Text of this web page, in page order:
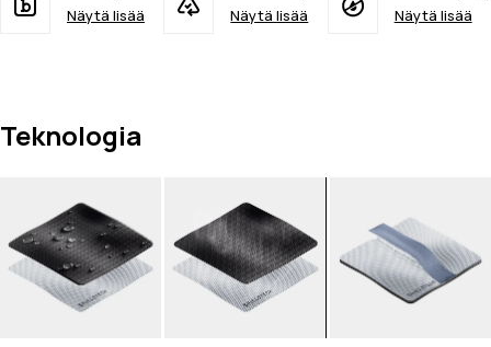
Näytä lisää
Näytä lisää
Näytä lisää
Teknologia